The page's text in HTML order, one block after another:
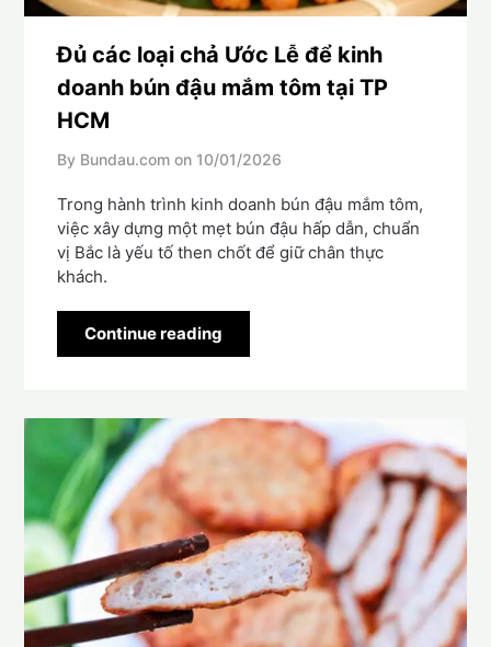
Đủ các loại chả Ước Lễ để kinh
doanh bún đậu mắm tôm tại TP
HCM
By Bundau.com on 10/01/2026
Trong hành trình kinh doanh bún đậu mắm tôm,
việc xây dựng một mẹt bún đậu hấp dẫn, chuẩn
vị Bắc là yếu tố then chốt để giữ chân thực
khách.
Continue reading